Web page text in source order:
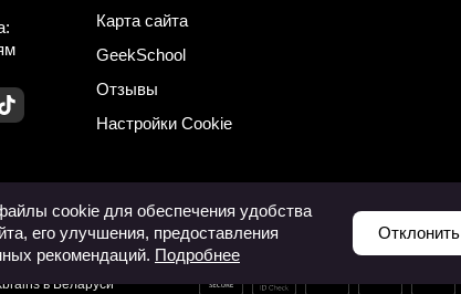
Карта сайта
GeekSchool
Отзывы
Настройки Cookie
партнер
в Беларуси
cookie для обеспечения удобства
его улучшения, предоставления
рекомендаций. Подробнее
Отклонить